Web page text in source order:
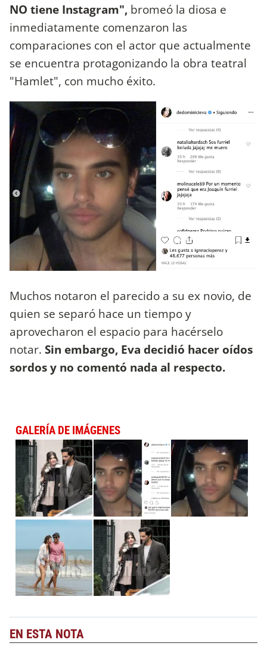
NO tiene Instagram", bromeó la diosa e
inmediatamente comenzaron las
comparaciones con el actor que actualmente
se encuentra protagonizando la obra teatral
"Hamlet", con mucho éxito.
Muchos notaron el parecido a su ex novio, de
quien se separó hace un tiempo y
aprovecharon el espacio para hacérselo
notar. Sin embargo, Eva decidió hacer oídos
sordos y no comentó nada al respecto.
GALERÍA DE IMÁGENES
EN ESTA NOTA